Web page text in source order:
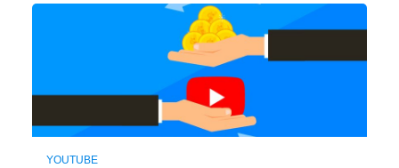
YOUTUBE